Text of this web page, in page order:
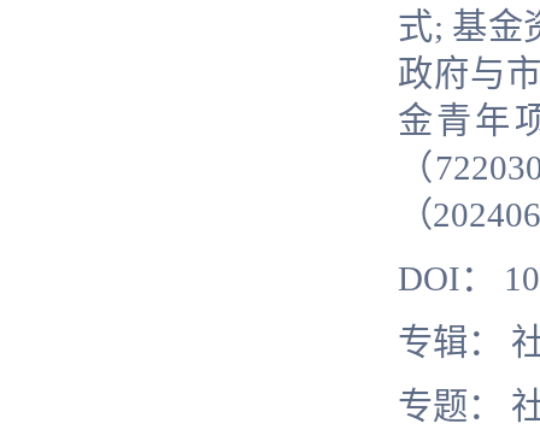
式; 基金
政府与
金青年
（
（202406
DOI：
专辑：
专题：